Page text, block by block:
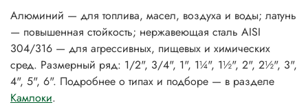
Алюминий — для топлива, масел, воздуха и воды; латунь
— повышенная стойкость; нержавеющая сталь AISI
304/316 — для агрессивных, пищевых и химических
сред. Размерный ряд: 1/2", 3/4", 1", 1¼", 1½", 2", 2½", 3",
4", 5", 6". Подробнее о типах и подборе — в разделе
Камлоки.